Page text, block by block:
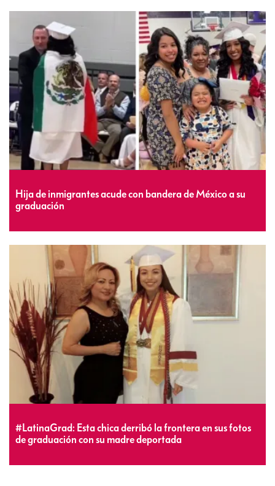
Hija de inmigrantes acude con bandera de México a su
graduación
#LatinaGrad: Esta chica derribó la frontera en sus fotos
de graduación con su madre deportada